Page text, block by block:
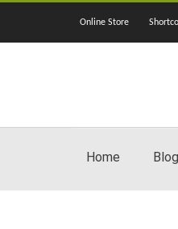
Online Store
Home Blog